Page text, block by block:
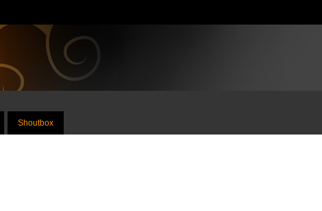
Shoutbox